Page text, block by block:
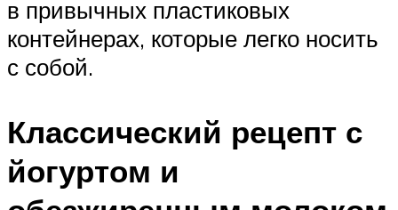
в привычных пластиковых
контейнерах, которые легко носить
с собой.
Классический рецепт с
йогуртом и